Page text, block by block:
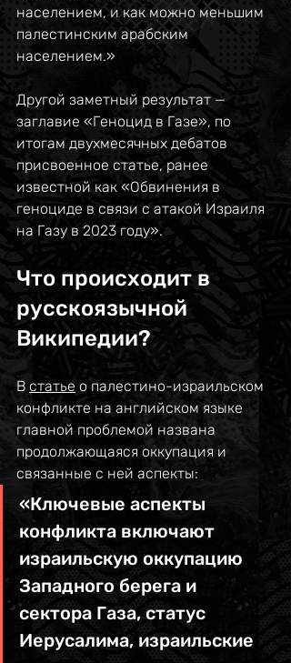
населением, и как можно меньшим
палестинским арабским
населением.»
Другой заметный результат —
заглавие «Геноцид в Газе», по
итогам двухмесячных дебатов
присвоенное статье, ранее
известной как «Обвинения в
геноциде в связи с атакой Израиля
на Газу в 2023 году».
Что происходит в
русскоязычной
Википедии?
В статье о палестино-израильском
конфликте на английском языке
главной проблемой названа
продолжающаяся оккупация и
связанные с ней аспекты:
«Ключевые аспекты
конфликта включают
израильскую оккупацию
Западного берега и
сектора Газа, статус
Иерусалима, израильские